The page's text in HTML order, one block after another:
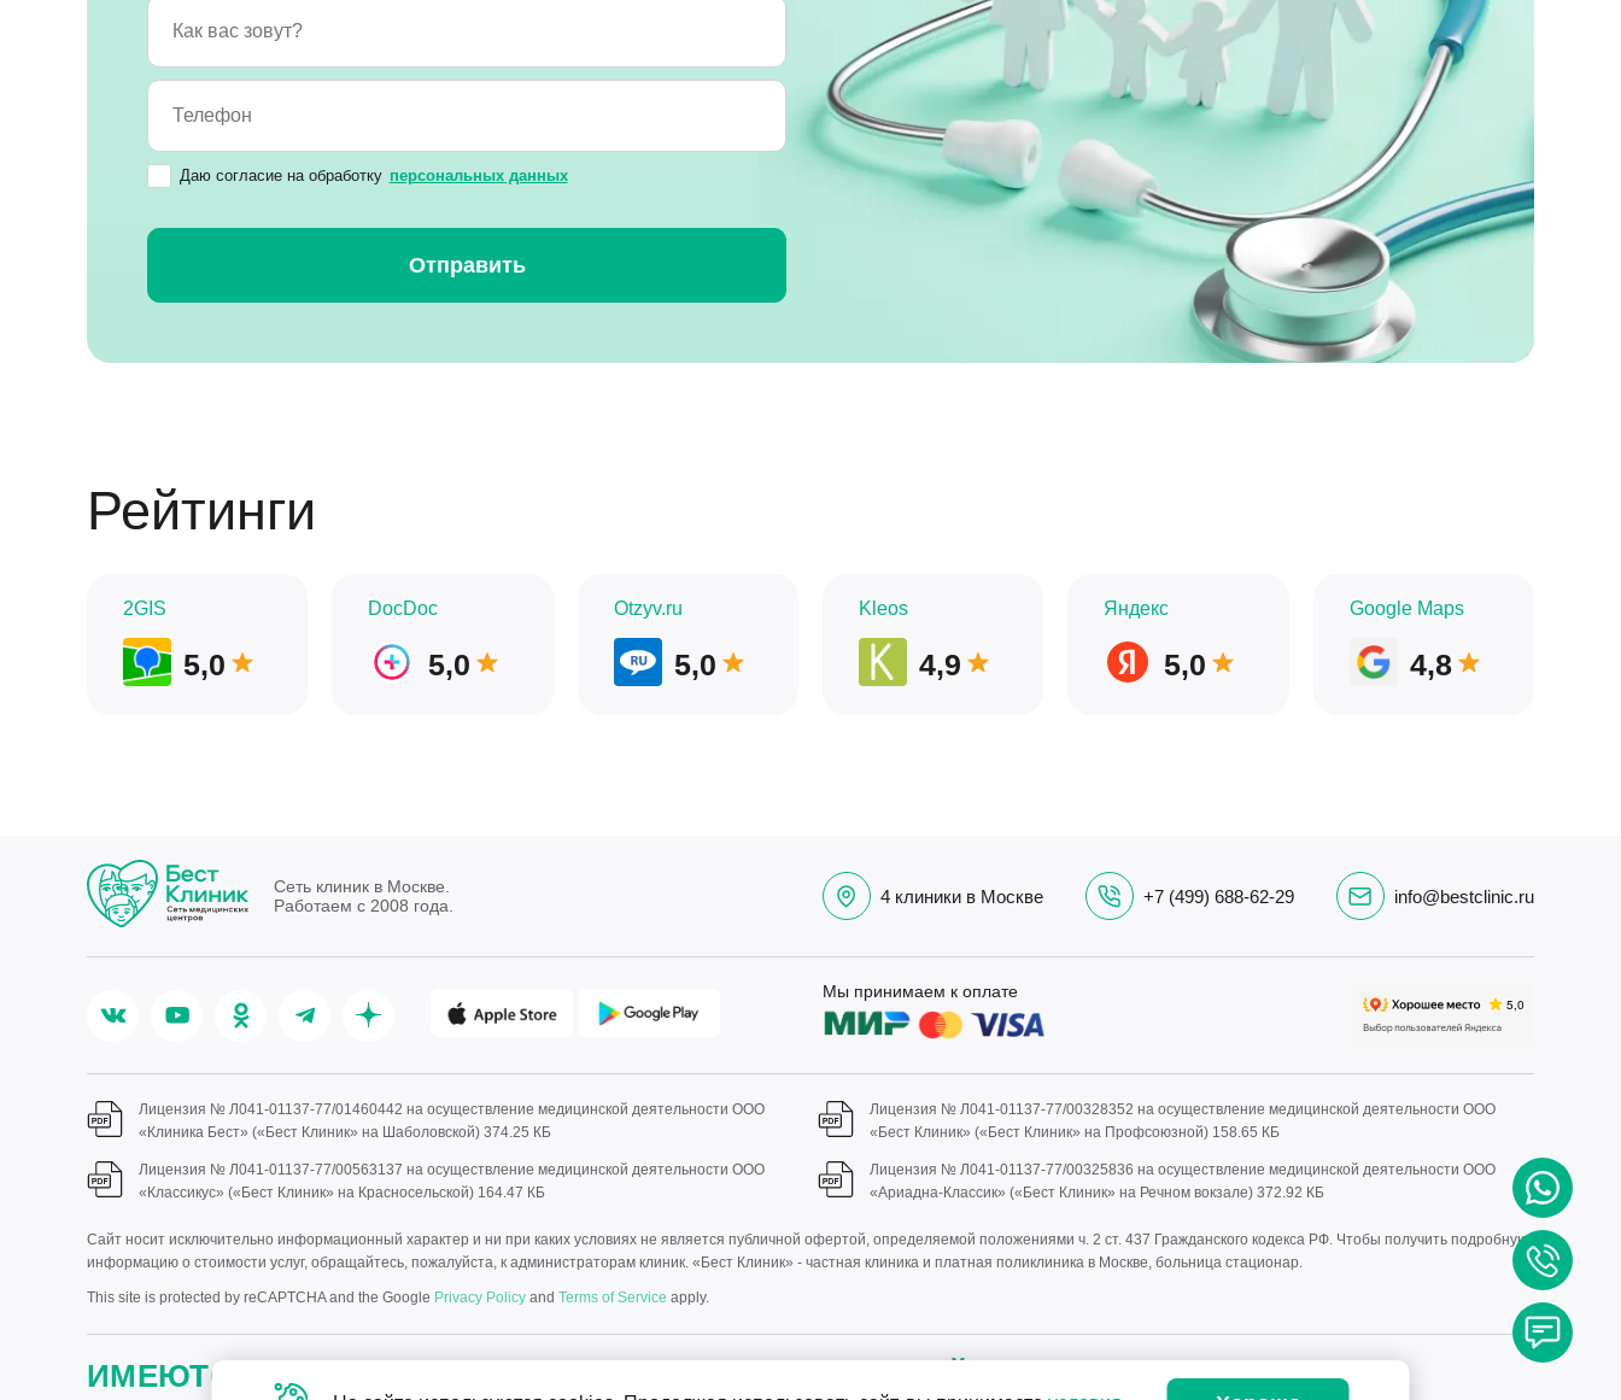
Даю согласие на обработку персональных данных
Рейтинги
2GIS
5,0
DocDoc
5,0
Otzyv.ru
5,0
Kleos
4,9
Яндекс
5,0
Google Maps
4,8
Сеть клиник в Москве.
Работаем с 2008 года.
4 клиники в Москве +7 (499) 688-62-29 info@bestclinic.ru
Мы принимаем к оплате
Лицензия № Л041-01137-77/01460442 на осуществление медицинской деятельности ООО
«Клиника Бест» («Бест Клиник» на Шаболовской) 374.25 КБ
Лицензия № Л041-01137-77/00328352 на осуществление медицинской деятельности ООО
«Бест Клиник» («Бест Клиник» на Профсоюзной) 158.65 КБ
Лицензия № Л041-01137-77/00563137 на осуществление медицинской деятельности ООО
«Классикус» («Бест Клиник» на Красносельской) 164.47 КБ
Лицензия № Л041-01137-77/00325836 на осуществление медицинской деятельности ООО
«Ариадна-Классик» («Бест Клиник» на Речном вокзале) 372.92 КБ
Сайт носит исключительно информационный характер и ни при каких условиях не является публичной офертой, определяемой положениями ч. 2 ст. 437 Гражданского кодекса РФ. Чтобы получить подробную
информацию о стоимости услуг, обращайтесь, пожалуйста, к администраторам клиник. «Бест Клиник» - частная клиника и платная поликлиника в Москве, больница стационар.
This site is protected by reCAPTCHA and the Google Privacy Policy and Terms of Service apply.
ИМЕЮТСЯ ПРОТИВОПОКАЗАНИЯ. ПРОКОНСУЛЬТИРУЙТЕСЬ СО СПЕЦИАЛИСТОМ